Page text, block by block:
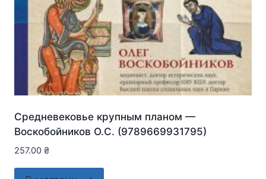
Средневековье крупным планом —
Воскобойников О.С. (9789669931795)
257.00 ₴